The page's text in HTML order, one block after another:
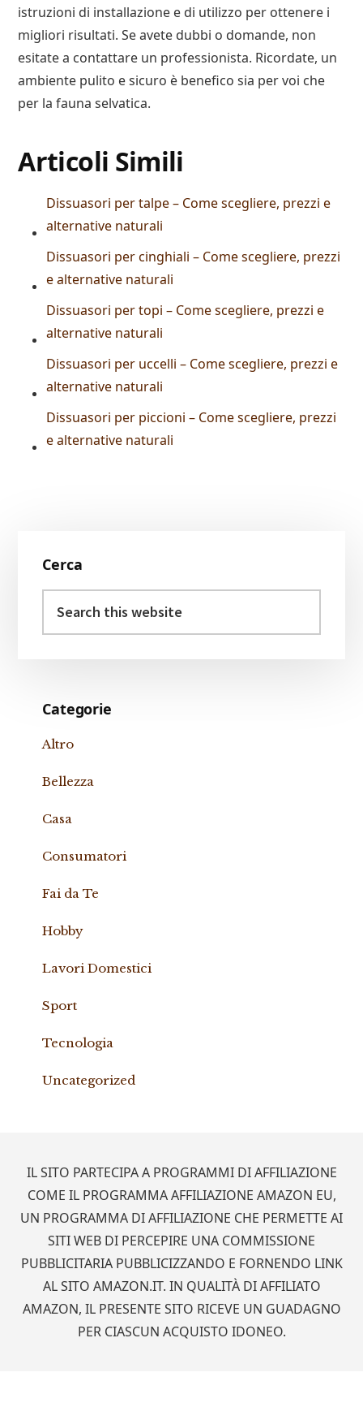
istruzioni di installazione e di utilizzo per ottenere i
migliori risultati. Se avete dubbi o domande, non
esitate a contattare un professionista. Ricordate, un
ambiente pulito e sicuro è benefico sia per voi che
per la fauna selvatica.
Articoli Simili
Dissuasori per talpe – Come scegliere, prezzi e
alternative naturali
Dissuasori per cinghiali – Come scegliere, prezzi
e alternative naturali
Dissuasori per topi – Come scegliere, prezzi e
alternative naturali
Dissuasori per uccelli – Come scegliere, prezzi e
alternative naturali
Dissuasori per piccioni – Come scegliere, prezzi
e alternative naturali
Sidebar
Cerca
this
Categorie
Altro
Bellezza
Casa
Consumatori
Fai da Te
Hobby
Lavori Domestici
Sport
Tecnologia
Uncategorized
IL SITO PARTECIPA A PROGRAMMI DI AFFILIAZIONE
COME IL PROGRAMMA AFFILIAZIONE AMAZON EU,
UN PROGRAMMA DI AFFILIAZIONE CHE PERMETTE AI
SITI WEB DI PERCEPIRE UNA COMMISSIONE
PUBBLICITARIA PUBBLICIZZANDO E FORNENDO LINK
AL SITO AMAZON.IT. IN QUALITÀ DI AFFILIATO
AMAZON, IL PRESENTE SITO RICEVE UN GUADAGNO
PER CIASCUN ACQUISTO IDONEO.